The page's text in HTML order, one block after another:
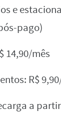
e
pago)
14,90/mês
R$
a partir